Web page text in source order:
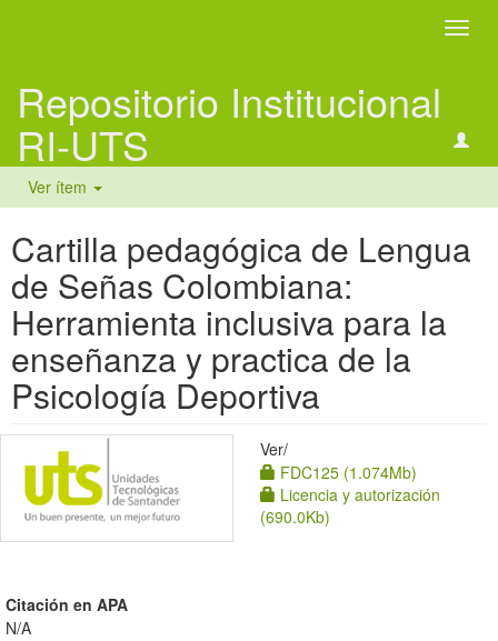
Repositorio Institucional
RI-UTS
Ver ítem
Cartilla pedagógica de Lengua
de Señas Colombiana:
Herramienta inclusiva para la
enseñanza y practica de la
Psicología Deportiva
Ver/
FDC125 (1.074Mb)
Licencia y autorización
(690.0Kb)
Citación en APA
N/A